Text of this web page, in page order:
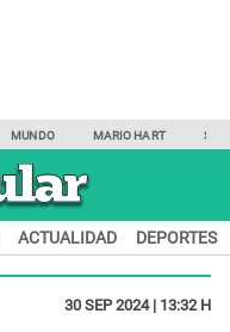
MUNDO MARIO HART
ACTUALIDAD DEPORTES
30 SEP 2024 | 13:32 H